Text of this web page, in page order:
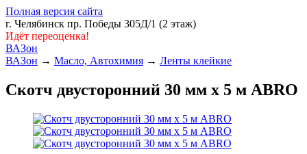
Полная версия сайта
г. Челябинск пр. Победы 305Д/1 (2 этаж)
Идёт переоценка!
ВАЗон
ВАЗон → Масло, Автохимия → Ленты клейкие
Скотч двусторонний 30 мм х 5 м ABRO